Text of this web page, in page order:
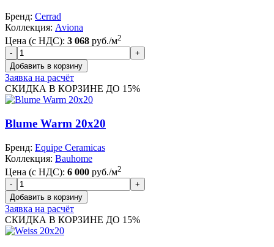
Бренд: Cerrad
Коллекция: Aviona
Цена (с НДС): 3 068 руб./м2
Заявка на расчёт
СКИДКА В КОРЗИНЕ ДО 15%
Blume Warm 20x20
Бренд: Equipe Ceramicas
Коллекция: Bauhome
Цена (с НДС): 6 000 руб./м2
Заявка на расчёт
СКИДКА В КОРЗИНЕ ДО 15%